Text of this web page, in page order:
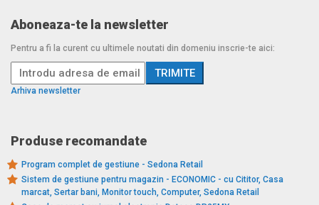
Aboneaza-te la newsletter
Pentru a fi la curent cu ultimele noutati din domeniu inscrie-te aici:
Arhiva newsletter
Produse recomandate
Program complet de gestiune - Sedona Retail
Sistem de gestiune pentru magazin - ECONOMIC - cu Cititor, Casa
marcat, Sertar bani, Monitor touch, Computer, Sedona Retail